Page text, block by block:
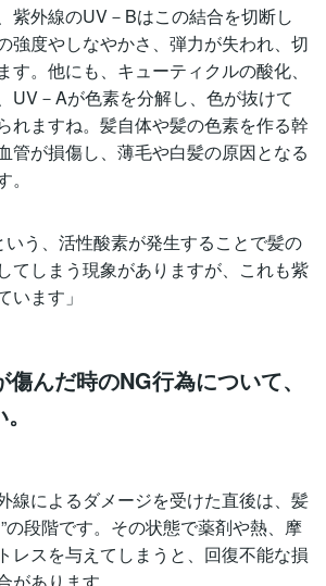
紫外線のUV－Bはこの結合を切断し
強度やしなやかさ、弾力が失われ、切
す。他にも、キューティクルの酸化、
UV－Aが色素を分解し、色が抜けて
れますね。髪自体や髪の色素を作る幹
管が損傷し、薄毛や白髪の原因となる
いう、活性酸素が発生することで髪の
てしまう現象がありますが、これも紫
います」
んだ時のNG行為について、
線によるダメージを受けた直後は、髪
の段階です。その状態で薬剤や熱、摩
レスを与えてしまうと、回復不能な損
あります。